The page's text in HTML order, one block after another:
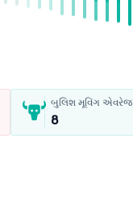
બુલિશ મૂવિંગ એવરેજ
8